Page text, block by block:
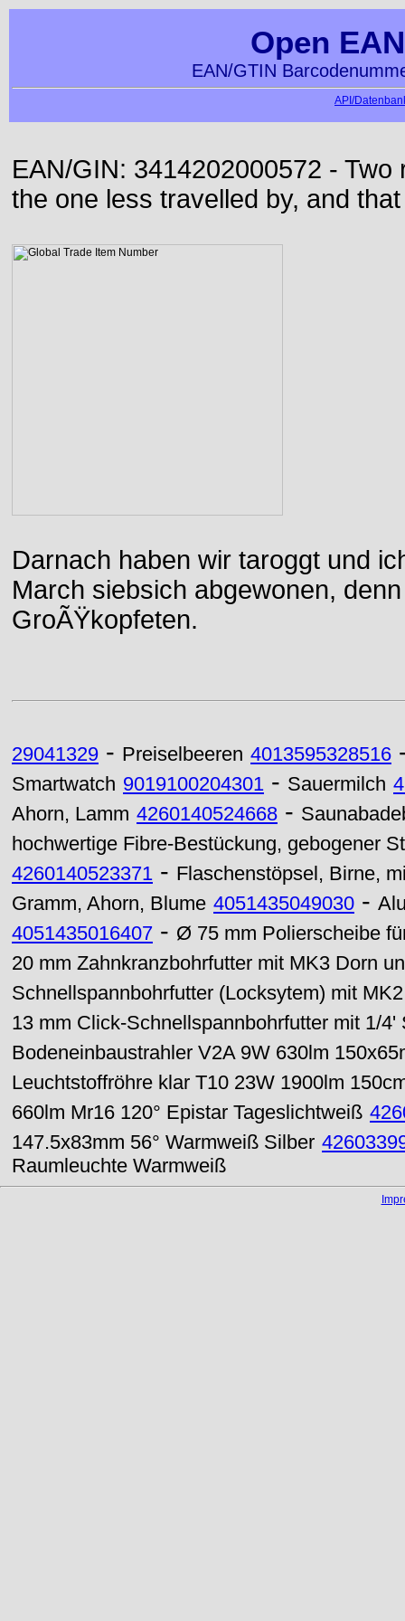
Open
EAN/GTIN
API/
EAN/GIN: 3414202000572 -
the one less travelled by, and
Darnach haben wir taroggt und
March siebsich abgewonen,
GroÃŸkopfeten.
29041329 - Preiselbeeren 4013595328516
Smartwatch 9019100204301 - Sauermilch
Ahorn, Lamm 4260140524668 -
hochwertige Fibre-Bestückung, gebogener
4260140523371 - Flaschenstöpsel, Birne,
Gramm, Ahorn, Blume 4051435049030 -
4051435016407 - Ø 75 mm Polierscheibe
20 mm Zahnkranzbohrfutter mit MK3 Dorn
Schnellspannbohrfutter (Locksytem) mit
13 mm Click-Schnellspannbohrfutter mit 1/4'
Bodeneinbaustrahler V2A 9W 630lm
Leuchtstoffröhre klar T10 23W 1900lm
660lm Mr16 120° Epistar Tageslichtweiß
147.5x83mm 56° Warmweiß Silber
Raumleuchte Warmweiß